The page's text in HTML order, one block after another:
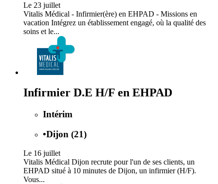
Le 23 juillet
Vitalis Médical - Infirmier(ère) en EHPAD - Missions en
vacation Intégrez un établissement engagé, où la qualité des
soins et le...
Infirmier D.E H/F en EHPAD
Intérim
•Dijon (21)
Le 16 juillet
Vitalis Médical Dijon recrute pour l'un de ses clients, un
EHPAD situé à 10 minutes de Dijon, un infirmier (H/F).
Vous...